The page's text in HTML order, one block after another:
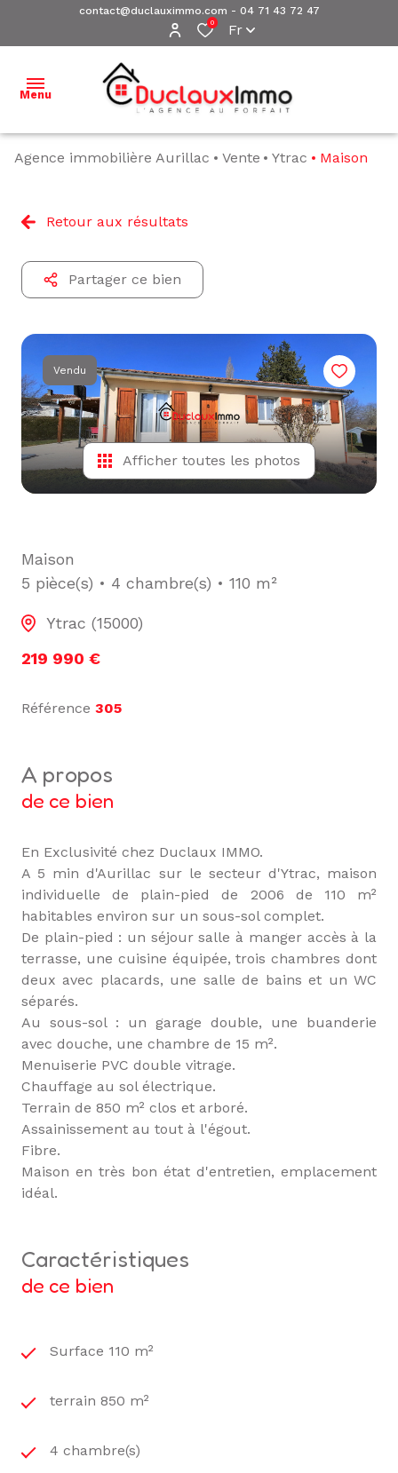
contact@duclauximmo.com - 04 71 43 72 47
0 Fr
Menu
BIENS À
NOS
VENDUS
ESTIMATION
L'ÉQUIPE
ALERTE
E-MAIL
Agence immobilière Aurillac Vente Ytrac Maison
Retour aux résultats
Partager ce bien
Vendu
Afficher toutes les photos
Maison
5 pièce(s)
4 chambre(s) 110 m²
Ytrac (15000)
219 990 €
Référence 305
a propos
de ce bien
En Exclusivité chez Duclaux IMMO.
A 5 min d'Aurillac sur le secteur d'Ytrac, maison
individuelle de plain-pied de 2006 de 110 m²
habitables environ sur un sous-sol complet.
De plain-pied : un séjour salle à manger accès à la
terrasse, une cuisine équipée, trois chambres dont
deux avec placards, une salle de bains et un WC
séparés.
Au sous-sol : un garage double, une buanderie
avec douche, une chambre de 15 m².
Menuiserie PVC double vitrage.
Chauffage au sol électrique.
Terrain de 850 m² clos et arboré.
Assainissement au tout à l'égout.
Fibre.
Maison en très bon état d'entretien, emplacement
idéal.
caractéristiques
de ce bien
Surface 110 m²
terrain 850 m²
4 chambre(s)